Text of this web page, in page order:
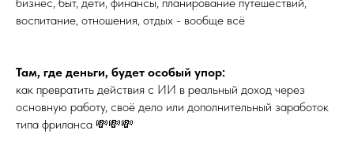
воспитание, отношения, отдых - вообще всё
Там, где деньги, будет особый упор:
как превратить действия с ИИ в реальный доход через
основную работу, своё дело или дополнительный заработок
типа фриланса 💸💸💸